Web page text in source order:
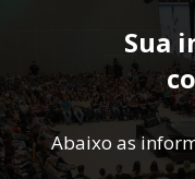
Sua
Abaixo as